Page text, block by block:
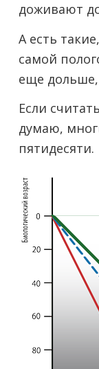
доживают
А есть
самой
еще дольше,
Если
думаю,
пятидесяти.